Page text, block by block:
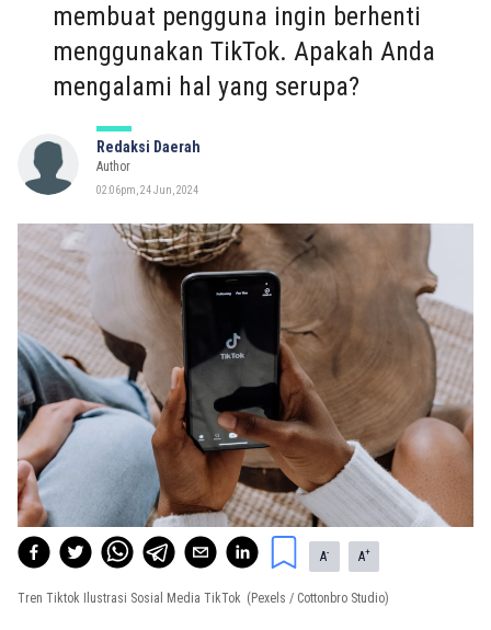
membuat pengguna ingin berhenti
menggunakan TikTok. Apakah Anda
mengalami hal yang serupa?
Redaksi Daerah
Author
02:06pm, 24 Jun, 2024
A- A+
Tren Tiktok Ilustrasi Sosial Media TikTok (Pexels / Cottonbro Studio)